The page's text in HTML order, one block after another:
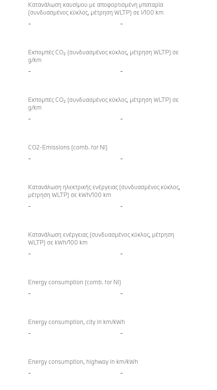
Κατανάλωση καυσίμου με αποφορτισμένη μπαταρία
(συνδυασμένος κύκλος, μέτρηση WLTP) σε l/100 km
- -
Εκπομπές CO₂ (συνδυασμένος κύκλος, μέτρηση WLTP) σε
g/km
- -
Εκπομπές CO₂ (συνδυασμένος κύκλος, μέτρηση WLTP) σε
g/km
- -
CO2-Emissions (comb. for NI)
- -
Κατανάλωση ηλεκτρικής ενέργειας (συνδυασμένος κύκλος,
μέτρηση WLTP) σε kWh/100 km
- -
Κατανάλωση ενέργειας (συνδυασμένος κύκλος, μέτρηση
WLTP) σε kWh/100 km
- -
Energy consumption (comb. for NI)
- -
Energy consumption, city in km/kWh
- -
Energy consumption, highway in km/kWh
- -